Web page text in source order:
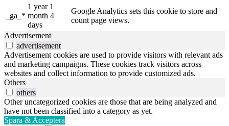
_ga_*
1 year 1
month 4
days
Google Analytics sets this cookie to store and
count page views.
Advertisement
advertisement
Advertisement cookies are used to provide visitors with relevant ads
and marketing campaigns. These cookies track visitors across
websites and collect information to provide customized ads.
Others
others
Other uncategorized cookies are those that are being analyzed and
have not been classified into a category as yet.
Spara & Acceptera